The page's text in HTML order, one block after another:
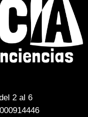
2 al 6